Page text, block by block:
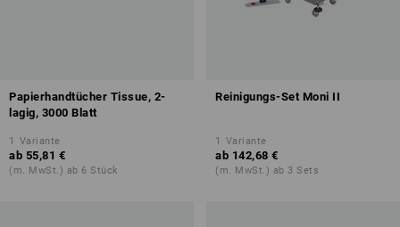
Papierhandtücher Tissue, 2-
lagig, 3000 Blatt
1 Variante
ab 55,81 €
(m. MwSt.) ab 6 Stück
Reinigungs-Set Moni II
1 Variante
ab 142,68 €
(m. MwSt.) ab 3 Sets